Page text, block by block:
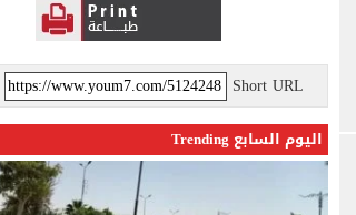
Short URL
اليوم السابع Trending